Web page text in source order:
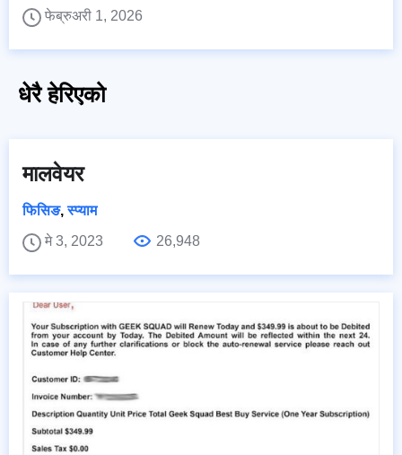
फेब्रुअरी 1, 2026
धेरै हेरिएको
मालवेयर
फिसिङ,स्प्याम
मे 3, 2023
26,948